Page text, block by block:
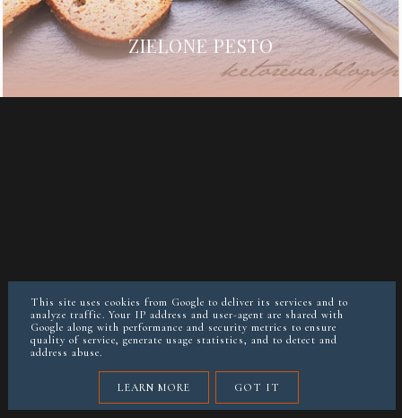
ZIELONE PESTO
This site uses cookies from Google to deliver its services and to
analyze traffic. Your IP address and user-agent are shared with
Google along with performance and security metrics to ensure
quality of service, generate usage statistics, and to detect and
address abuse.
LEARN MORE GOT IT